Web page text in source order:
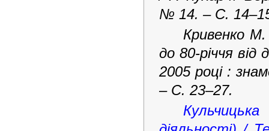
№ 14. – С.
Кривенко
до 80-річчя
2005 році :
– С. 23–27.